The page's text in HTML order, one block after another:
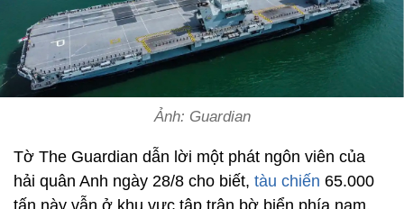
Ảnh: Guardian
Tờ The Guardian dẫn lời một phát ngôn viên của
hải quân Anh ngày 28/8 cho biết, tàu chiến 65.000